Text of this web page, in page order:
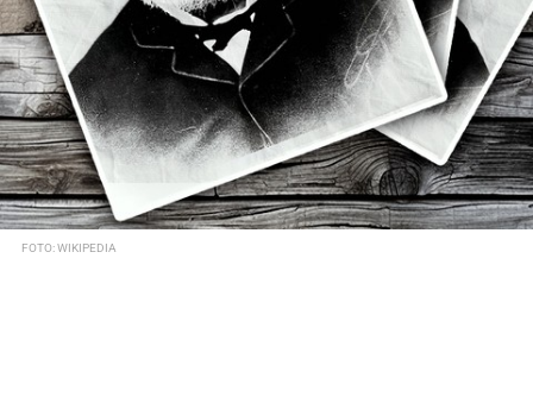
FOTO: WIKIPEDIA